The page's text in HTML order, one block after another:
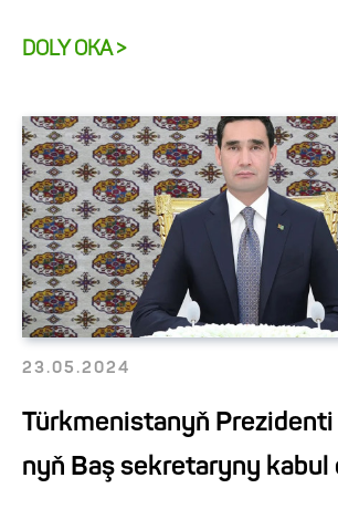
DOLY OKA >
23.05.2024
Türkmenistanyň Prezidenti
nyň Baş sekretaryny kabul